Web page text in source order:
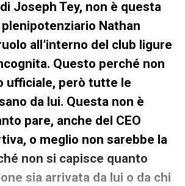
Joseph Tey, non è questa
plenipotenziario Nathan
all’interno del club ligure
Questo perché non
ufficiale, però tutte le
da lui. Questa non è
pare, anche del CEO
o meglio non sarebbe la
non si capisce quanto
sia arrivata da lui o da chi